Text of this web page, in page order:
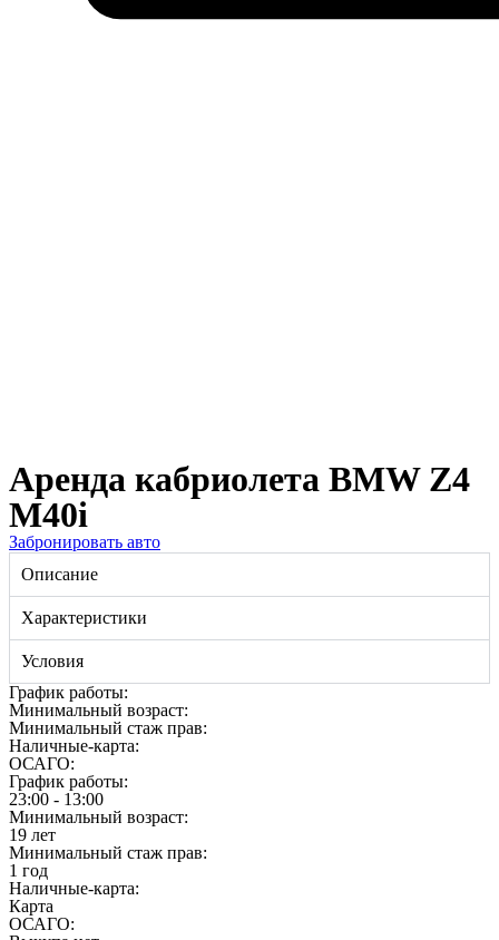
Аренда кабриолета BMW Z4
M40i
Забронировать авто
Описание
Характеристики
Условия
График работы:
Минимальный возраст:
Минимальный стаж прав:
Наличные-карта:
ОСАГО:
График работы:
23:00 - 13:00
Минимальный возраст:
19 лет
Минимальный стаж прав:
1 год
Наличные-карта:
Карта
ОСАГО: